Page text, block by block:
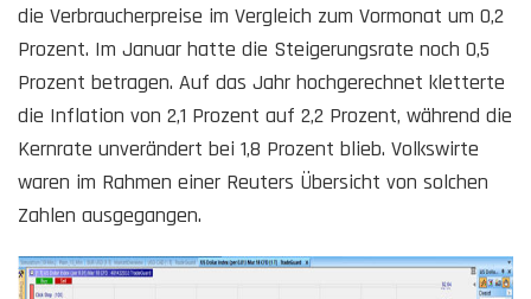
die Verbraucherpreise im Vergleich zum Vormonat um 0,2
Prozent. Im Januar hatte die Steigerungsrate noch 0,5
Prozent betragen. Auf das Jahr hochgerechnet kletterte
die Inflation von 2,1 Prozent auf 2,2 Prozent, während die
Kernrate unverändert bei 1,8 Prozent blieb. Volkswirte
waren im Rahmen einer Reuters Übersicht von solchen
Zahlen ausgegangen.